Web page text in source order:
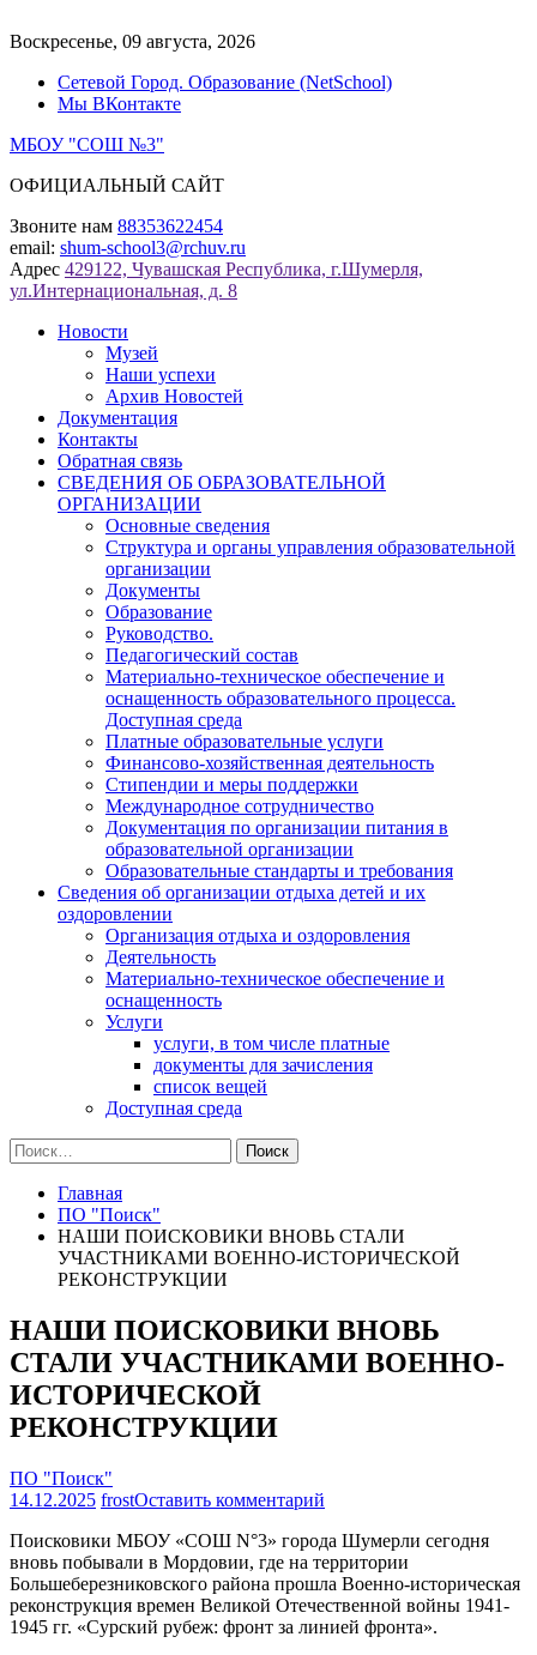
к
Воскресенье, 09 августа, 2026
Сетевой Город. Образование (NetSchool)
Мы ВКонтакте
МБОУ "СОШ №3"
ОФИЦИАЛЬНЫЙ САЙТ
Звоните нам 88353622454
email: shum-school3@rchuv.ru
Адрес 429122, Чувашская Республика, г.Шумерля,
ул.Интернациональная, д. 8
Новости
Музей
Наши успехи
Архив Новостей
Документация
Контакты
Обратная связь
СВЕДЕНИЯ ОБ ОБРАЗОВАТЕЛЬНОЙ
ОРГАНИЗАЦИИ
Основные сведения
Структура и органы управления образовательной
организации
Документы
Образование
Руководство.
Педагогический состав
Материально-техническое обеспечение и
оснащенность образовательного процесса.
Доступная среда
Платные образовательные услуги
Финансово-хозяйственная деятельность
Стипендии и меры поддержки
Международное сотрудничество
Документация по организации питания в
образовательной организации
Образовательные стандарты и требования
Сведения об организации отдыха детей и их
оздоровлении
Организация отдыха и оздоровления
Деятельность
Материально-техническое обеспечение и
оснащенность
Услуги
услуги, в том числе платные
документы для зачисления
список вещей
Доступная среда
Найти:
Главная
ПО "Поиск"
НАШИ ПОИСКОВИКИ ВНОВЬ СТАЛИ
УЧАСТНИКАМИ ВОЕННО-ИСТОРИЧЕСКОЙ
РЕКОНСТРУКЦИИ
НАШИ ПОИСКОВИКИ ВНОВЬ
СТАЛИ УЧАСТНИКАМИ ВОЕННО-
ИСТОРИЧЕСКОЙ
РЕКОНСТРУКЦИИ
ПО "Поиск"
14.12.2025 frostОставить комментарий
ПОИСКОВИКИ
ВНОВЬ
СТАЛИ
УЧАСТНИКАМИ
ВОЕННО-
Поисковики МБОУ «СОШ N°3» города Шумерли сегодня
вновь побывали в Мордовии, где на территории
Большеберезниковского района прошла Военно-историческая
реконструкция времен Великой Отечественной войны 1941-
1945 гг. «Сурский рубеж: фронт за линией фронта».